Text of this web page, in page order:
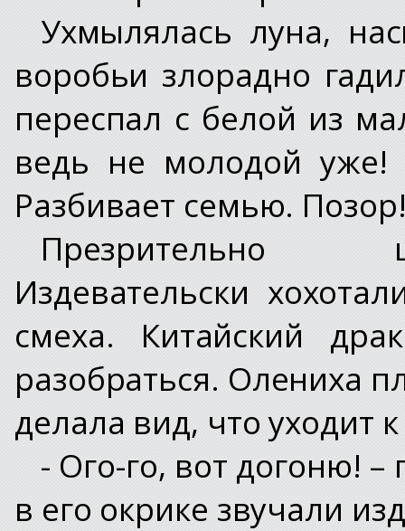
Ухмылялась луна,
воробьи злорадно
переспал с белой из
ведь не молодой
Разбивает семью.
Презрительно
Издевательски
смеха. Китайский
разобраться. Олениха
делала вид, что уходит
- Ого-го, вот догоню!
в его окрике звучали